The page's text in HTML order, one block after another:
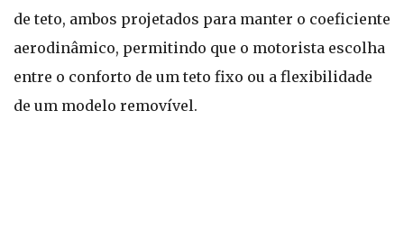
de teto, ambos projetados para manter o coeficiente
aerodinâmico, permitindo que o motorista escolha
entre o conforto de um teto fixo ou a flexibilidade
de um modelo removível.